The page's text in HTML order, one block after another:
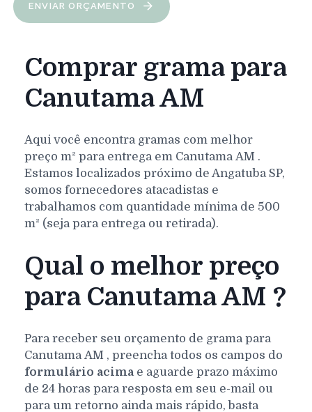
ENVIAR ORÇAMENTO
Comprar grama para
Canutama AM
Aqui você encontra gramas com melhor
preço m² para entrega em Canutama AM .
Estamos localizados próximo de Angatuba SP,
somos fornecedores atacadistas e
trabalhamos com quantidade mínima de 500
m² (seja para entrega ou retirada).
Qual o melhor preço
para Canutama AM ?
Para receber seu orçamento de grama para
Canutama AM , preencha todos os campos do
formulário acima e aguarde prazo máximo
de 24 horas para resposta em seu e-mail ou
para um retorno ainda mais rápido, basta